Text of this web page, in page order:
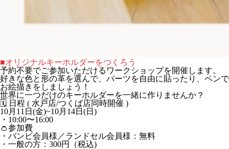
■オリジナルキーホルダーをつくろう
予約不要でご参加いただけるワークショップを開催します。
好きな色と形の革を選んで、パーツを自由に貼ったり、ペンで
お絵描きをしましょう！
世界に一つだけのキーホルダーを一緒に作りませんか？
🗓️ 日程 ( 水戸店/つくば店同時開催 )
10月11日(金)~10月14日(日)
・10:00〜16:00
👛参加費
・バンビ会員様／ランドセル会員様：無料
・一般の方：300円（税込)